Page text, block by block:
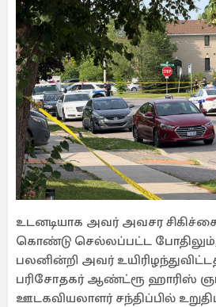
உடனடியாக அவர் அவசர சிகிச்சைப்
கொண்டு செல்லப்பட்ட போதிலும்,
பலனின்றி அவர்
பரிசோதகர் ஆண்ட்ரூ ஹாரிஸ்
ஊடகவியலாளர் சந்திப்பில்